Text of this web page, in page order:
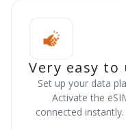
Very easy to
Set up your data
Activate the
connected